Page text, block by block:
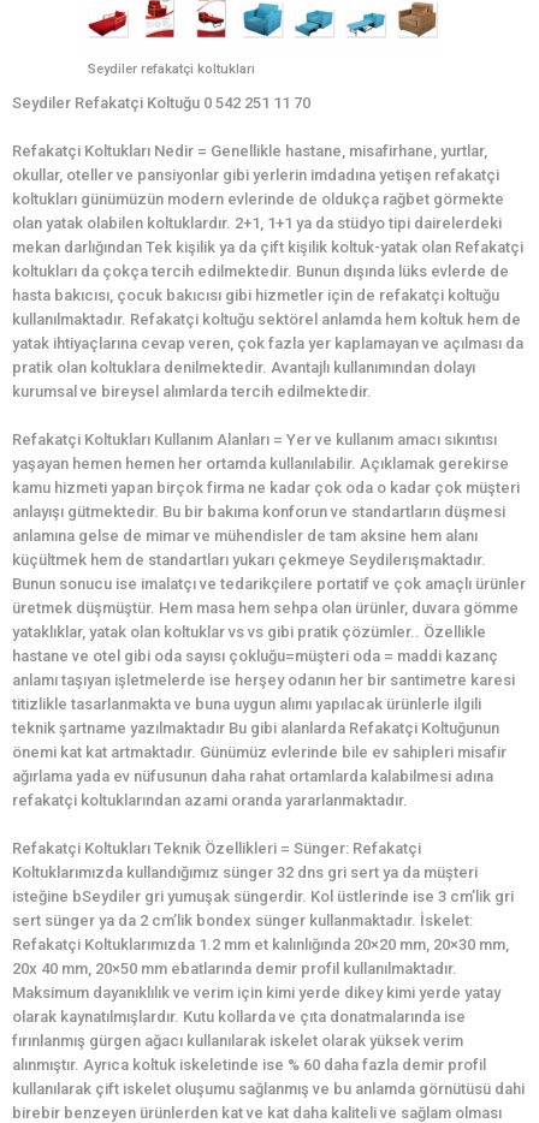
Seydiler refakatçi koltukları
Seydiler Refakatçi Koltuğu 0 542 251 11 70
Refakatçi Koltukları Nedir = Genellikle hastane, misafirhane, yurtlar,
okullar, oteller ve pansiyonlar gibi yerlerin imdadına yetişen refakatçi
koltukları günümüzün modern evlerinde de oldukça rağbet görmekte
olan yatak olabilen koltuklardır. 2+1, 1+1 ya da stüdyo tipi dairelerdeki
mekan darlığından Tek kişilik ya da çift kişilik koltuk-yatak olan Refakatçi
koltukları da çokça tercih edilmektedir. Bunun dışında lüks evlerde de
hasta bakıcısı, çocuk bakıcısı gibi hizmetler için de refakatçi koltuğu
kullanılmaktadır. Refakatçi koltuğu sektörel anlamda hem koltuk hem de
yatak ihtiyaçlarına cevap veren, çok fazla yer kaplamayan ve açılması da
pratik olan koltuklara denilmektedir. Avantajlı kullanımından dolayı
kurumsal ve bireysel alımlarda tercih edilmektedir.
Refakatçi Koltukları Kullanım Alanları = Yer ve kullanım amacı sıkıntısı
yaşayan hemen hemen her ortamda kullanılabilir. Açıklamak gerekirse
kamu hizmeti yapan birçok firma ne kadar çok oda o kadar çok müşteri
anlayışı gütmektedir. Bu bir bakıma konforun ve standartların düşmesi
anlamına gelse de mimar ve mühendisler de tam aksine hem alanı
küçültmek hem de standartları yukarı çekmeye Seydilerışmaktadır.
Bunun sonucu ise imalatçı ve tedarikçilere portatif ve çok amaçlı ürünler
üretmek düşmüştür. Hem masa hem sehpa olan ürünler, duvara gömme
yataklıklar, yatak olan koltuklar vs vs gibi pratik çözümler.. Özellikle
hastane ve otel gibi oda sayısı çokluğu=müşteri oda = maddi kazanç
anlamı taşıyan işletmelerde ise herşey odanın her bir santimetre karesi
titizlikle tasarlanmakta ve buna uygun alımı yapılacak ürünlerle ilgili
teknik şartname yazılmaktadır Bu gibi alanlarda Refakatçi Koltuğunun
önemi kat kat artmaktadır. Günümüz evlerinde bile ev sahipleri misafir
ağırlama yada ev nüfusunun daha rahat ortamlarda kalabilmesi adına
refakatçi koltuklarından azami oranda yararlanmaktadır.
Refakatçi Koltukları Teknik Özellikleri = Sünger: Refakatçi
Koltuklarımızda kullandığımız sünger 32 dns gri sert ya da müşteri
isteğine bSeydiler gri yumuşak süngerdir. Kol üstlerinde ise 3 cm’lik gri
sert sünger ya da 2 cm’lik bondex sünger kullanmaktadır. İskelet:
Refakatçi Koltuklarımızda 1.2 mm et kalınlığında 20×20 mm, 20×30 mm,
20x 40 mm, 20×50 mm ebatlarında demir profil kullanılmaktadır.
Maksimum dayanıklılık ve verim için kimi yerde dikey kimi yerde yatay
olarak kaynatılmışlardır. Kutu kollarda ve çıta donatmalarında ise
fırınlanmış gürgen ağacı kullanılarak iskelet olarak yüksek verim
alınmıştır. Ayrıca koltuk iskeletinde ise % 60 daha fazla demir profil
kullanılarak çift iskelet oluşumu sağlanmış ve bu anlamda görnütüsü dahi
birebir benzeyen ürünlerden kat ve kat daha kaliteli ve sağlam olması